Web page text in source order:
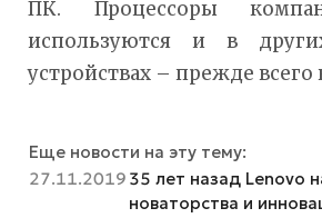
ПК. Процессоры
используются и в
устройствах – прежде всего
Еще новости на эту тему:
27.11.2019 35 лет назад Lenovo
новаторства и